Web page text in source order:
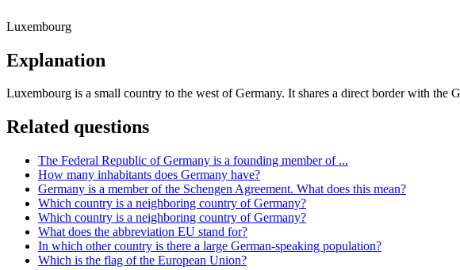
Luxembourg
Explanation
Luxembourg is a small country to the west of Germany. It shares a direct border with the
Related questions
The Federal Republic of Germany is a founding member of ...
How many inhabitants does Germany have?
Germany is a member of the Schengen Agreement. What does this mean?
Which country is a neighboring country of Germany?
Which country is a neighboring country of Germany?
What does the abbreviation EU stand for?
In which other country is there a large German-speaking population?
Which is the flag of the European Union?